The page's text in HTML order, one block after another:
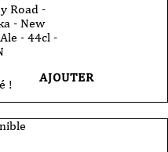
Road -
- New
- 44cl -
! AJOUTER